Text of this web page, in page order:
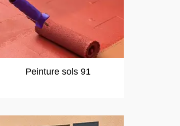
Peinture sols 91